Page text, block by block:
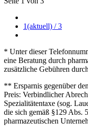
1(aktuell) / 3
* Unter dieser
eine Beratung durch
zusätzliche Gebühren
** Ersparnis gegenüber
Preis: Verbindlicher
Spezialitätentaxe (sog.
die sich gemäß §129 Abs.
pharmazeutischen